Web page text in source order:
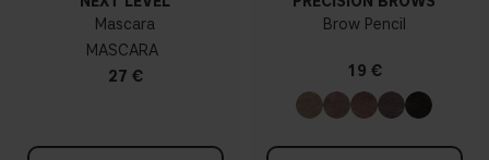
Mascara
MASCARA
27 €
Brow Pencil
19 €